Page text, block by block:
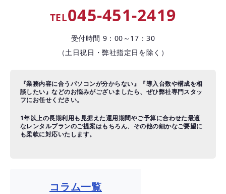
TEL045-451-2419
受付時間 9：00～17：30
（土日祝日・弊社指定日を除く）
『業務内容に合うパソコンが分からない』『導入台数や構成を相
談したい』などのお悩みがございましたら、ぜひ弊社専門スタッ
フにお任せください。
1年以上の長期利用も見据えた運用期間やご予算に合わせた最適
なレンタルプランのご提案はもちろん、その他の細かなご要望に
も柔軟に対応いたします。
コラム一覧